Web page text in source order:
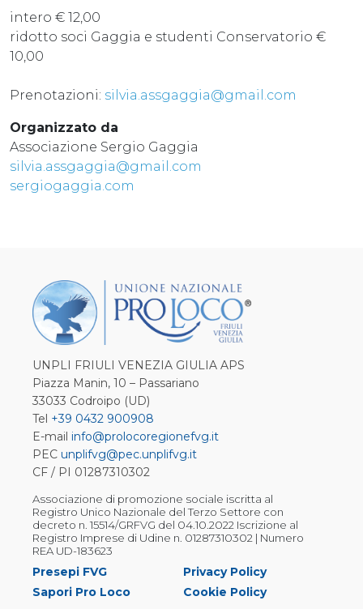
intero € 12,00
ridotto soci Gaggia e studenti Conservatorio €
10,00
Prenotazioni: silvia.assgaggia@gmail.com
Organizzato da
Associazione Sergio Gaggia
silvia.assgaggia@gmail.com
sergiogaggia.com
UNPLI FRIULI VENEZIA GIULIA APS
Piazza Manin, 10 – Passariano
33033 Codroipo (UD)
Tel +39 0432 900908
E-mail info@prolocoregionefvg.it
PEC unplifvg@pec.unplifvg.it
CF / PI 01287310302
Associazione di promozione sociale iscritta al
Registro Unico Nazionale del Terzo Settore con
decreto n. 15514/GRFVG del 04.10.2022 Iscrizione al
Registro Imprese di Udine n. 01287310302 | Numero
REA UD-183623
Presepi FVG
Sapori Pro Loco
Privacy Policy
Cookie Policy